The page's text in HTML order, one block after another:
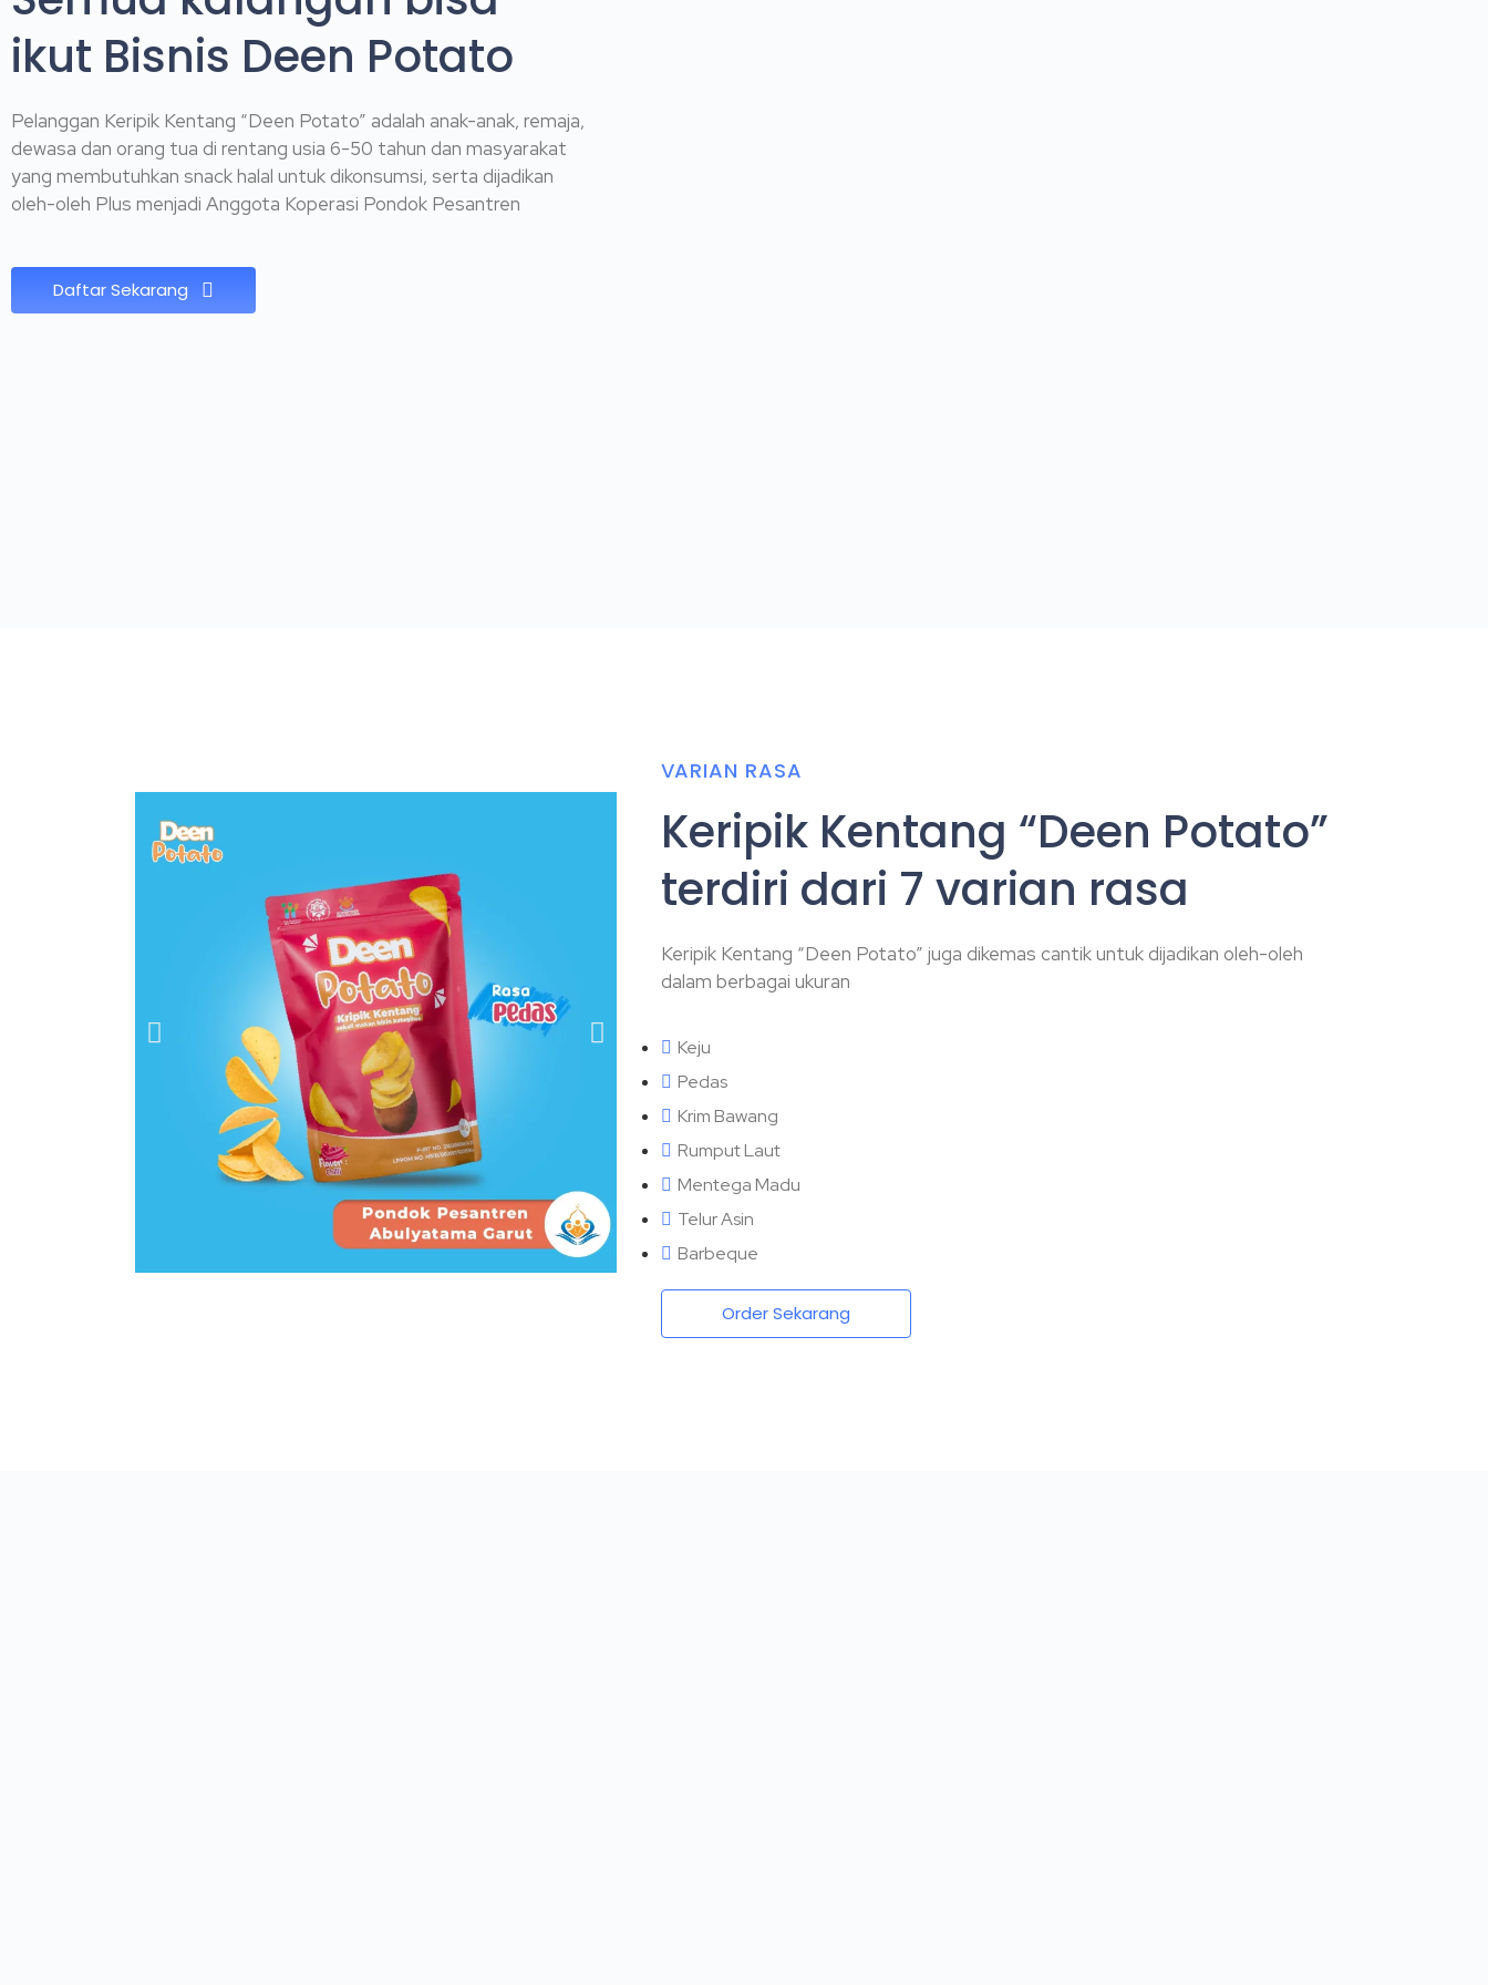
ikut Bisnis Deen Potato
Pelanggan Keripik Kentang “Deen Potato” adalah anak-anak, remaja,
dewasa dan orang tua di rentang usia 6-50 tahun dan masyarakat
yang membutuhkan snack halal untuk dikonsumsi, serta dijadikan
oleh-oleh Plus menjadi Anggota Koperasi Pondok Pesantren
Daftar Sekarang
VARIAN RASA
Keripik Kentang “Deen Potato”
terdiri dari 7 varian rasa
Keripik Kentang “Deen Potato” juga dikemas cantik untuk dijadikan oleh-oleh
dalam berbagai ukuran
Keju
Pedas
Krim Bawang
Rumput Laut
Mentega Madu
Telur Asin
Barbeque
Order Sekarang